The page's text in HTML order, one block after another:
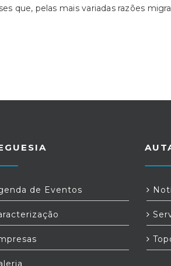
que, pelas mais variadas razões
de Eventos